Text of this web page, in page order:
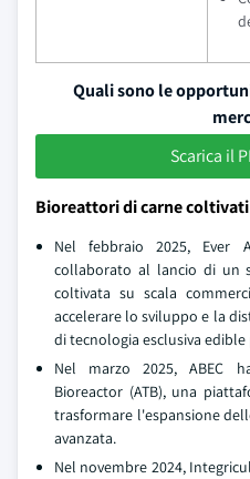
Quali sono le
Scarica il
Bioreattori di carne
Nel febbraio 2025, Ever
collaborato al lancio di un
coltivata su scala
accelerare lo sviluppo e la
di tecnologia esclusiva edible
Nel marzo 2025, ABEC
Bioreactor (ATB), una
trasformare l'espansione
avanzata.
Nel novembre 2024,